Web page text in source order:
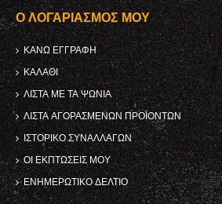
Ο ΛΟΓΑΡΙΑΣΜΌΣ ΜΟΥ
ΚΑΝΩ ΕΓΓΡΑΦΗ
ΚΑΛΆΘΙ
ΛΊΣΤΑ ΜΕ ΤΑ ΨΏΝΙΑ
ΛΊΣΤΑ ΑΓΟΡΑΣΜΈΝΩΝ ΠΡΟΪΌΝΤΩΝ
ΙΣΤΟΡΙΚΌ ΣΥΝΑΛΛΑΓΏΝ
ΟΙ ΕΚΠΤΏΣΕΙΣ ΜΟΥ
ΕΝΗΜΕΡΩΤΙΚΌ ΔΕΛΤΊΟ